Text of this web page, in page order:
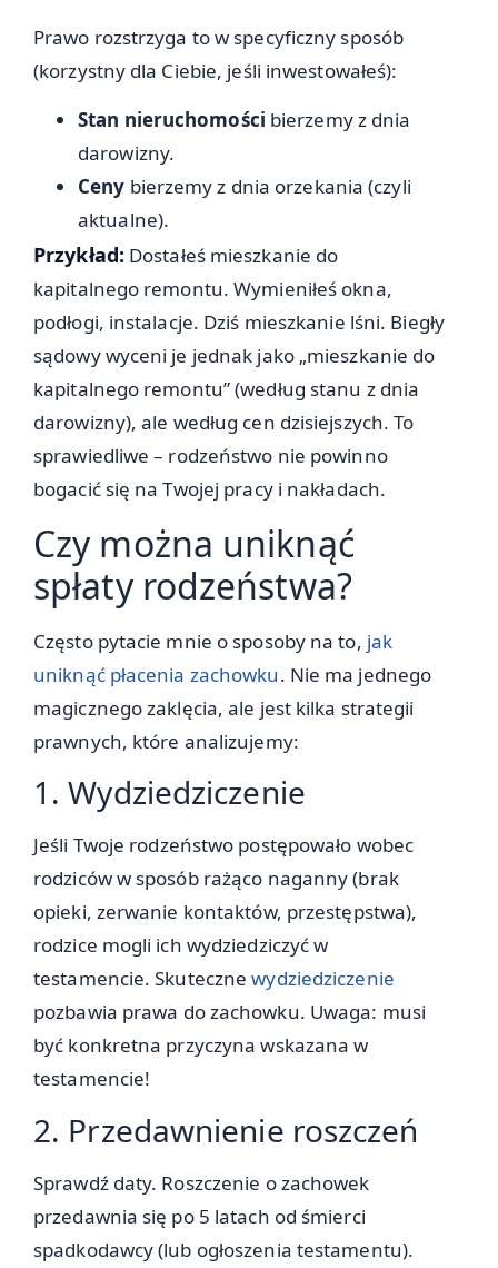
Prawo rozstrzyga to w specyficzny sposób
(korzystny dla Ciebie, jeśli inwestowałeś):
Stan nieruchomości bierzemy z dnia
darowizny.
Ceny bierzemy z dnia orzekania (czyli
aktualne).
Przykład: Dostałeś mieszkanie do
kapitalnego remontu. Wymieniłeś okna,
podłogi, instalacje. Dziś mieszkanie lśni. Biegły
sądowy wyceni je jednak jako „mieszkanie do
kapitalnego remontu” (według stanu z dnia
darowizny), ale według cen dzisiejszych. To
sprawiedliwe – rodzeństwo nie powinno
bogacić się na Twojej pracy i nakładach.
Czy można uniknąć
spłaty rodzeństwa?
Często pytacie mnie o sposoby na to, jak
uniknąć płacenia zachowku. Nie ma jednego
magicznego zaklęcia, ale jest kilka strategii
prawnych, które analizujemy:
1. Wydziedziczenie
Jeśli Twoje rodzeństwo postępowało wobec
rodziców w sposób rażąco naganny (brak
opieki, zerwanie kontaktów, przestępstwa),
rodzice mogli ich wydziedziczyć w
testamencie. Skutecznewydziedziczenie
pozbawia prawa do zachowku. Uwaga: musi
być konkretna przyczyna wskazana w
testamencie!
2. Przedawnienie roszczeń
Sprawdź daty. Roszczenie o zachowek
przedawnia się po 5 latach od śmierci
spadkodawcy (lub ogłoszenia testamentu).